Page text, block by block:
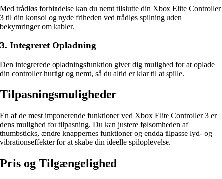
Med trådløs forbindelse kan du nemt tilslutte din Xbox Elite Controller
3 til din konsol og nyde friheden ved trådløs spilning uden
bekymringer om kabler.
3. Integreret Opladning
Den integrerede opladningsfunktion giver dig mulighed for at oplade
din controller hurtigt og nemt, så du altid er klar til at spille.
Tilpasningsmuligheder
En af de mest imponerende funktioner ved Xbox Elite Controller 3 er
dens mulighed for tilpasning. Du kan justere følsomheden af
thumbsticks, ændre knappernes funktioner og endda tilpasse lyd- og
vibrationseffekter for at skabe din ideelle spiloplevelse.
Pris og Tilgængelighed